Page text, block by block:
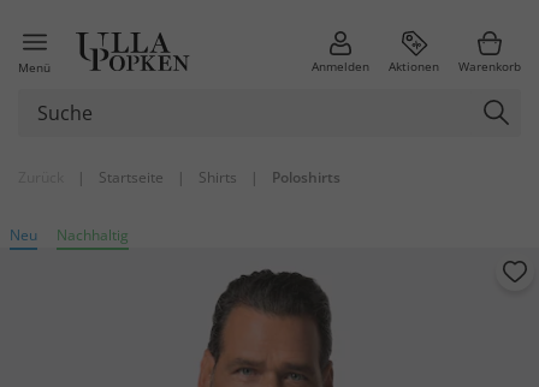
Menü Anmelden Aktionen Warenkorb
| Startseite | Shirts | Poloshirts
Neu Nachhaltig